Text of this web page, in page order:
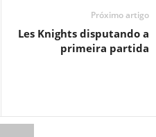
Próximo artigo
Les Knights disputando a
primeira partida